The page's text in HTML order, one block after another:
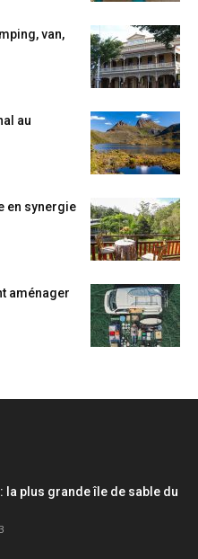
van,
au
en synergie
aménager
la plus grande île de sable du